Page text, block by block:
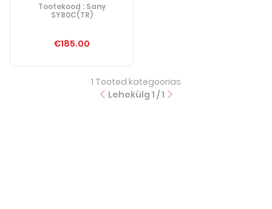
Tootekood : Sany
SY80C(TR)
€185.00
1 Tooted kategoorias
Lehekülg 1 /1